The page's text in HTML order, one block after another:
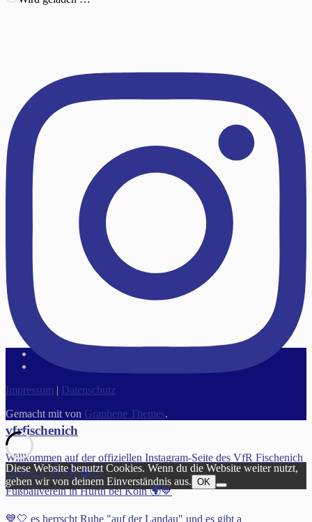
vfrfischenich
Willkommen auf der offiziellen Instagram-Seite des VfR Fischenich
1930 e.V #VFR 🔵⚪️
Fußballverein in Hürth bei Köln 🌍💙
💙🤍 es herrscht Ruhe "auf der Landau" und es gibt a
Impressum | Datenschutz
Gemacht mit von Graphene Themes.
Diese Website benutzt Cookies. Wenn du die Website weiter nutzt,
gehen wir von deinem Einverständnis aus. OK